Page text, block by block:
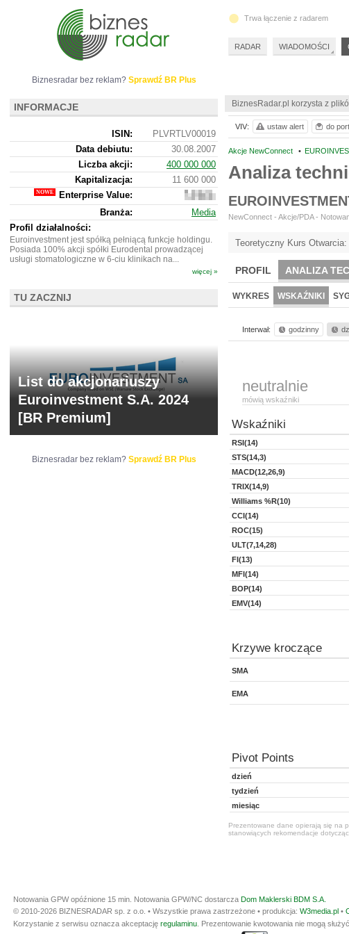
BiznesRadar.pl korzysta z
Akcje NewConnect •
Analiza
NewConnect - Akcje/PDA -
Teoretyczny Kurs Otwarcia:
PROFIL ANALIZA
WYKRES WSKAŹNIKI
Interwał: godzinny
neutralnie
mówią wskaźniki
Wskaźniki
RSI(14)
STS(14,3)
MACD(12,26,9)
TRIX(14,9)
Williams %R(10)
CCI(14)
ROC(15)
ULT(7,14,28)
FI(13)
MFI(14)
BOP(14)
EMV(14)
Krzywe kroczące
SMA
EMA
Pivot Points
dzień
tydzień
miesiąc
Prezentowane dane opierają się na
stanowiących rekomendacje
VIV: ustaw alert do
Biznesradar bez reklam? Sprawdź BR Plus
INFORMACJE
ISIN:
PLVRTLV00019
Data debiutu:
30.08.2007
Liczba akcji:
400 000 000
Kapitalizacja:
11 600 000
Enterprise Value:
14
253
000
Branża:
Media
Profil działalności:
Euroinvestment jest spółką pełniącą funkcje holdingu.
Posiada 100% akcji spółki Eurodental prowadzącej
usługi stomatologiczne w 6-ciu klinikach na...
więcej »
TU ZACZNIJ
List do akcjonariuszy
Euroinvestment S.A. 2024
[BR Premium]
Biznesradar bez reklam? Sprawdź BR Plus
Trwa łączenie z radarem
RADAR WIADOMOŚCI
Notowania GPW opóźnione 15 min. Notowania GPW/NC dostarcza Dom Maklerski BDM S.A.
© 2010-2026 BIZNESRADAR sp. z o.o. • Wszystkie prawa zastrzeżone • produkcja: W3media.pl •
Korzystanie z serwisu oznacza akceptację regulaminu . Prezentowanie kwotowania nie mogą